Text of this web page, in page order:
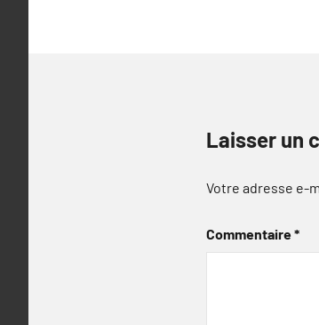
Laisser un
Votre adresse e-
Commentaire*